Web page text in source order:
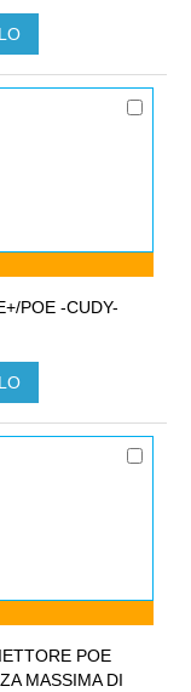
POE -CUDY-
POE
MASSIMA DI